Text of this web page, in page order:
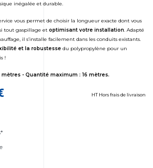
inégalée et durable.
vous permet de choisir la longueur exacte dont vous
tout gaspillage et optimisant votre installation. Adapté
il s’installe facilement dans les conduits existants.
et la robustesse du polypropylène pour un
!
- Quantité maximum : 16 mètres.
HT Hors frais de livraison